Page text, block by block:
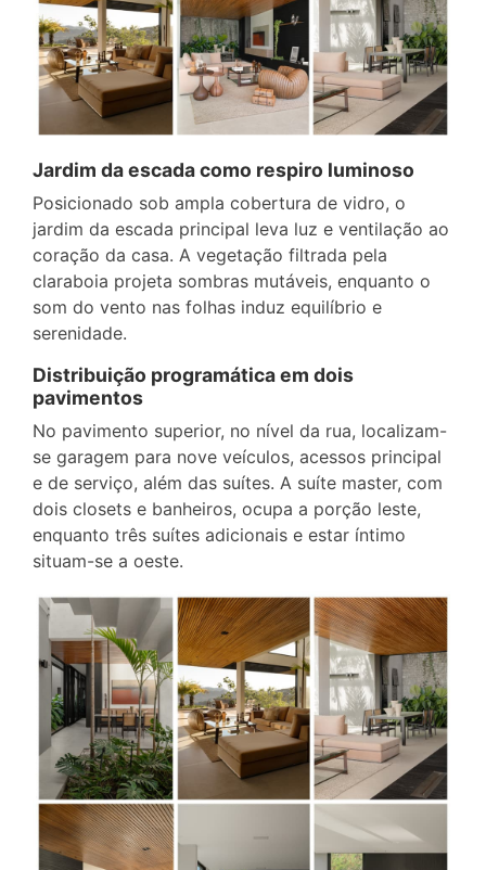
Jardim da escada como respiro luminoso
Posicionado sob ampla cobertura de vidro, o
jardim da escada principal leva luz e ventilação ao
coração da casa. A vegetação filtrada pela
claraboia projeta sombras mutáveis, enquanto o
som do vento nas folhas induz equilíbrio e
serenidade.
Distribuição programática em dois
pavimentos
No pavimento superior, no nível da rua, localizam-
se garagem para nove veículos, acessos principal
e de serviço, além das suítes. A suíte master, com
dois closets e banheiros, ocupa a porção leste,
enquanto três suítes adicionais e estar íntimo
situam-se a oeste.